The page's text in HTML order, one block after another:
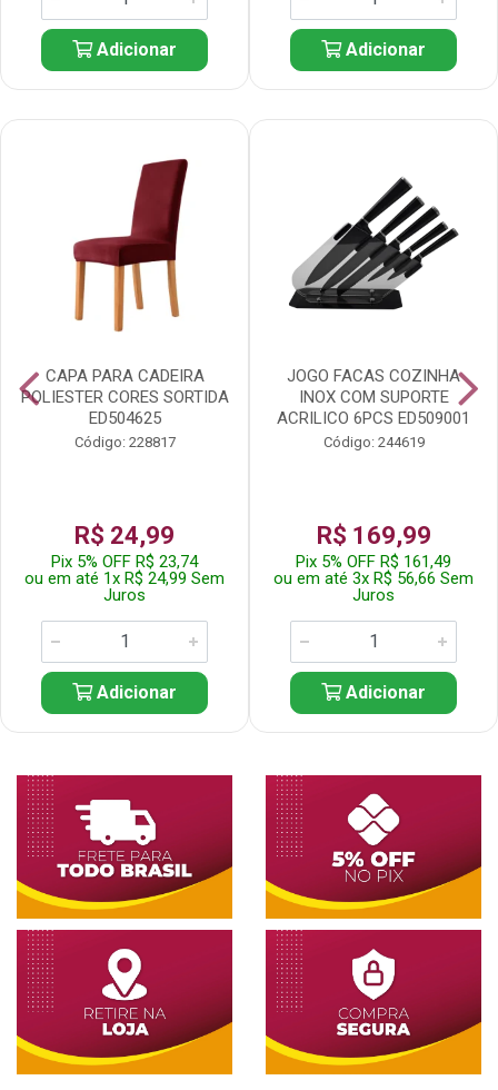
Adicionar Adicionar
CAPA PARA CADEIRA
POLIESTER CORES SORTIDA
ED504625
Código: 228817
R$ 24,99
Pix 5% OFF R$ 23,74
ou em até 1x R$ 24,99 Sem
Juros
Adicionar
JOGO FACAS COZINHA
INOX COM SUPORTE
ACRILICO 6PCS ED509001
Código: 244619
R$ 169,99
Pix 5% OFF R$ 161,49
ou em até 3x R$ 56,66 Sem
Juros
Adicionar